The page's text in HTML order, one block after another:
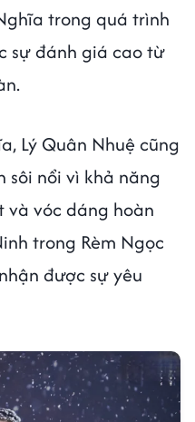
trong quá trình
sự đánh giá cao từ
Lý Quân Nhuệ cũng
nổi vì khả năng
vóc dáng hoàn
trong Rèm Ngọc
được sự yêu